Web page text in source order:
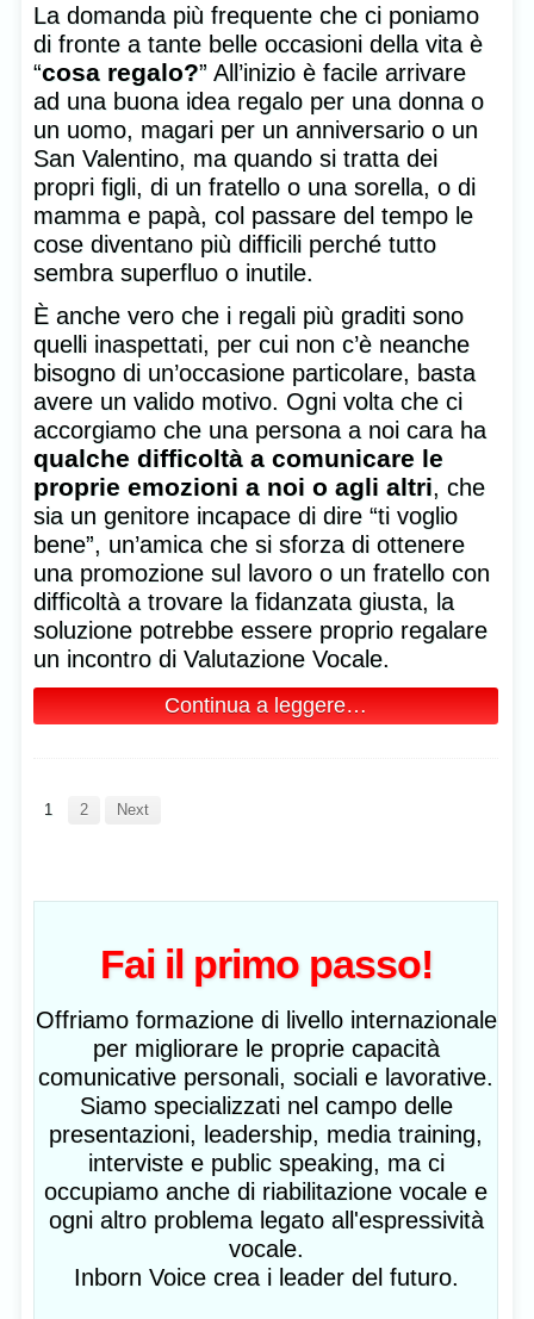
La domanda più frequente che ci poniamo
di fronte a tante belle occasioni della vita è
“cosa regalo?” All’inizio è facile arrivare
ad una buona idea regalo per una donna o
un uomo, magari per un anniversario o un
San Valentino, ma quando si tratta dei
propri figli, di un fratello o una sorella, o di
mamma e papà, col passare del tempo le
cose diventano più difficili perché tutto
sembra superfluo o inutile.
È anche vero che i regali più graditi sono
quelli inaspettati, per cui non c’è neanche
bisogno di un’occasione particolare, basta
avere un valido motivo. Ogni volta che ci
accorgiamo che una persona a noi cara ha
qualche difficoltà a comunicare le
proprie emozioni a noi o agli altri, che
sia un genitore incapace di dire “ti voglio
bene”, un’amica che si sforza di ottenere
una promozione sul lavoro o un fratello con
difficoltà a trovare la fidanzata giusta, la
soluzione potrebbe essere proprio regalare
un incontro di Valutazione Vocale.
Continua a leggere…
1 2 Next
Fai il primo passo!
Offriamo formazione di livello internazionale
per migliorare le proprie capacità
comunicative personali, sociali e lavorative.
Siamo specializzati nel campo delle
presentazioni, leadership, media training,
interviste e public speaking, ma ci
occupiamo anche di riabilitazione vocale e
ogni altro problema legato all'espressività
vocale.
Inborn Voice crea i leader del futuro.